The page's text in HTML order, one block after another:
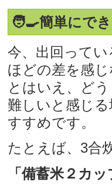
🧑‍🍳簡単にで
今、出回って
ほどの差を感
とはいえ、ど
難しいと感じ
すすめです。
たとえば、3合
「備蓄米２カ